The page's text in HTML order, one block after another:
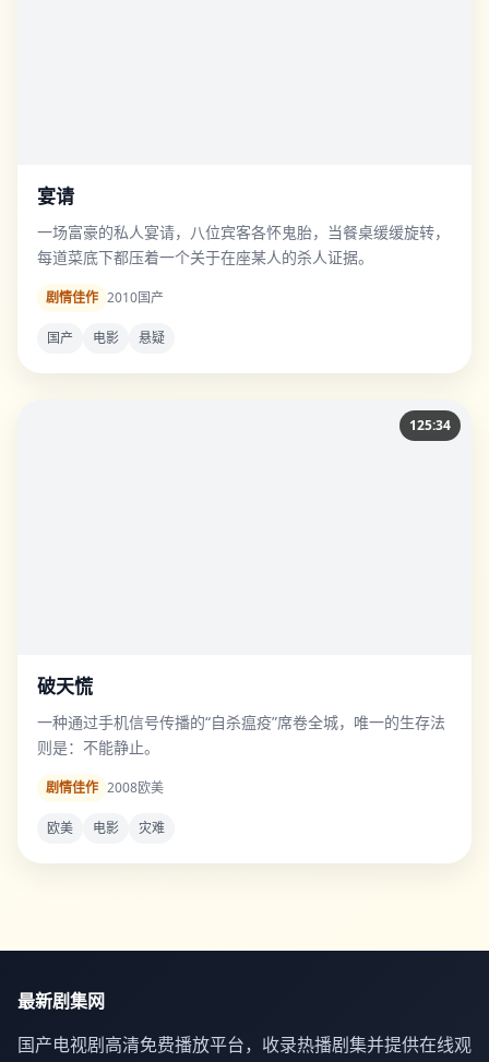
宴请
一场富豪的私人宴请，八位宾客各怀鬼胎，当餐桌缓缓旋转，
每道菜底下都压着一个关于在座某人的杀人证据。
剧情佳作 2010国产
国产 电影 悬疑
125:34
破天慌
一种通过手机信号传播的“自杀瘟疫”席卷全城，唯一的生存法
则是：不能静止。
剧情佳作 2008欧美
欧美 电影 灾难
最新剧集网
国产电视剧高清免费播放平台，收录热播剧集并提供在线观